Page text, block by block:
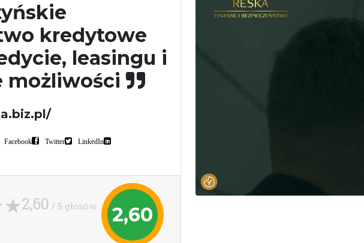
kredytowe
leasingu i
możliwości
Facebook Twitter LinkedIn
2,60
2,60 / 5 głosów